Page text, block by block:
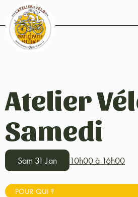
Atelier
Samedi
Sam 31 Jan 10h00 à 16h00
POUR QUI ?